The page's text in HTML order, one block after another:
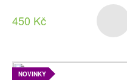
450 Kč
NOVINKY